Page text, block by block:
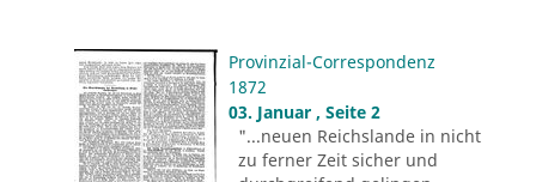
Provinzial-Correspondenz
1872
03. Januar , Seite 2
"...neuen Reichslande in nicht
zu ferner Zeit sicher und